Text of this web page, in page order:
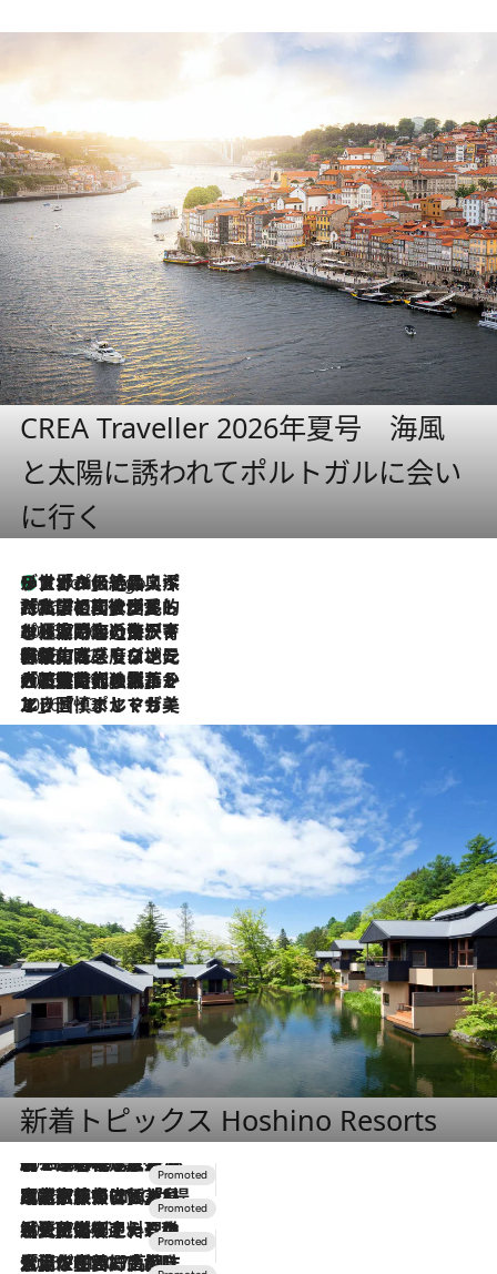
CREA Traveller 2026年夏号 海風
と太陽に誘われてポルトガルに会い
に行く
4 Hours Ago
リスボンの絶品スイーツ「パステル・デ・ナタ」とは？ポルトガル伝統の奥深い世界へ
2026.7.27
「私の祖国はポルトガル語です」国民的詩人フェルナンド・ペソアと、彼が愛した文学の街を歩く
2026.7.26
ポルトガル近海が育む極上の海の幸。キリリと冷えた白ワインと愉しむ、シーフード専門店の贅沢
2026.7.22
伝統の味をモダンに昇華。高感度な地元客が集う、リスボンの最旬ガストロノミー
2026.7.21
大航海時代の栄華から、震災、独裁、そして革命へ。ポルトガル・首都リスボンの石畳に刻まれた「歴史の光と影」
2026.7.13
エッセイ・ヤマザキマリ「慎ましくも美しき国 ポルトガル」
新着トピックス Hoshino Resorts
2026.8.7
【トンボの足水浴】ヒノキの香りに包まれて涼感マックス！約13℃の湧水かけ流しを避暑地「星野温泉 トンボの湯」で体験
2026.7.31
【ホテル帰省】という選択肢をOMOが提案。家族とほどよい距離を保つには「昼は実家、夜は気兼ねなくホテルで！」
2026.7.24
【夏限定ディナーコース】旬を迎える稚鮎や花ズッキーニなどをイタリア・トスカーナの郷土料理の手法で満喫！
2026.7.17
「土佐和ハーブかき氷」がOMO7高知に登場！生姜、山椒、大葉など目にも舌にも涼を呼ぶ郷土の味